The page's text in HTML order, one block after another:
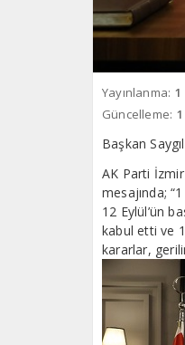
Yayınlanma: 1
Güncelleme:
Başkan
AK Parti İzmir
mesajında;
12 Eylül’ün
kabul etti ve
kararlar,